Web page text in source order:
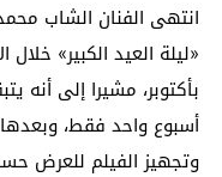
انتهى الفنان الشاب
«ليلة العيد الكبير»
بأكتوبر، مشيرا إلى أنه
أسبوع واحد فقط، وبعدها
وتجهيز الفيلم للعرض